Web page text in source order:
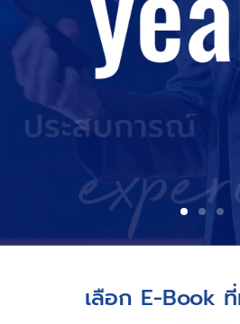
เลือก E-Book